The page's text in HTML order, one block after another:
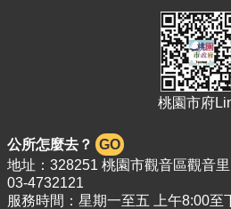
導
覽
市
桃園市府
公所怎麼去？ GO
地址：328251 桃園市觀音區觀音
03-4732121
服務時間：星期一至五 上午8:00至